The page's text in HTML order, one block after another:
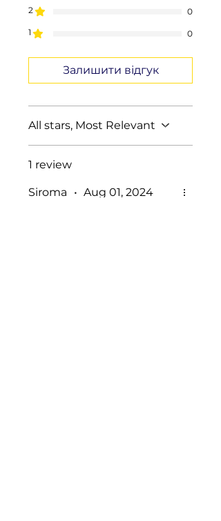
2
0
1
0
Залишити відгук
All stars, Most Relevant
1 review
Siroma • Aug 01, 2024